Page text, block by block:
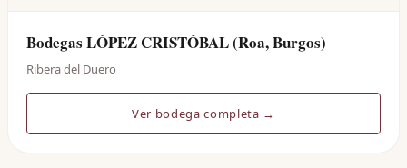
Bodegas LÓPEZ CRISTÓBAL (Roa, Burgos)
Ribera del Duero
Ver bodega completa →